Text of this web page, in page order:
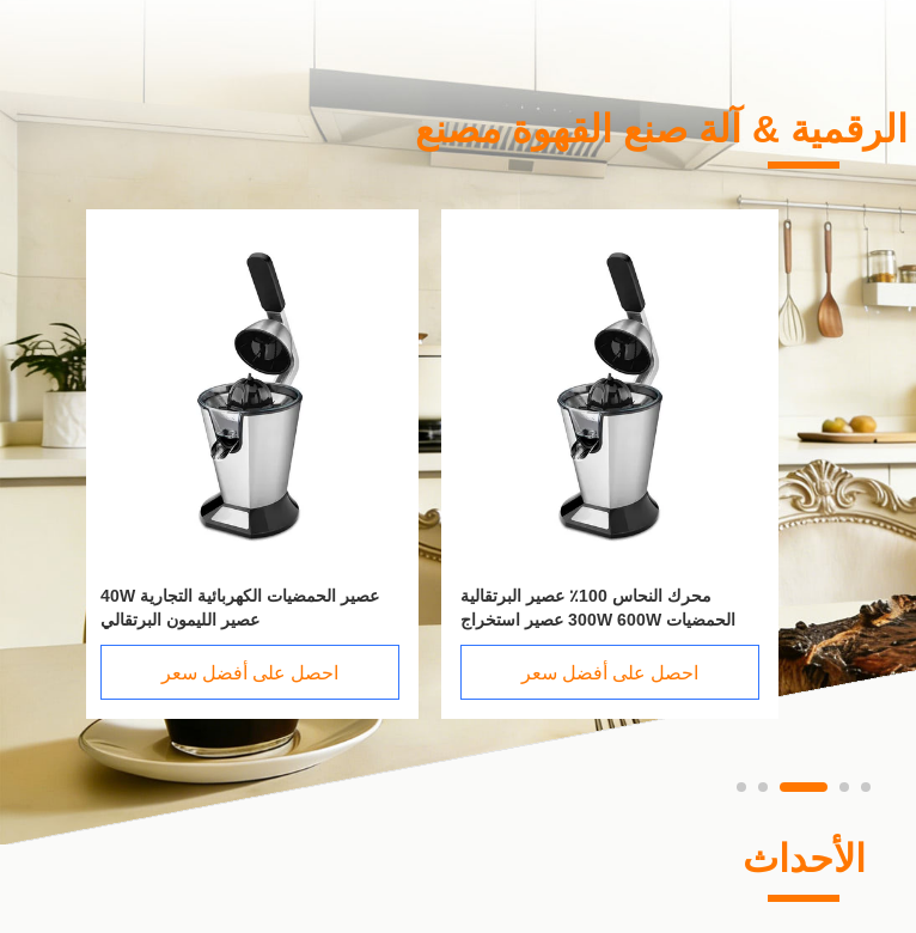
الرقمية & آلة صنع القهوة مصنع
محرك النحاس 100٪ عصير البرتقالية
الحمضيات 300W 600W عصير استخراج
احصل على أفضل سعر
عصير الحمضيات الكهربائية التجارية 40W
عصير الليمون البرتقالي
احصل على أفضل سعر
الأحداث